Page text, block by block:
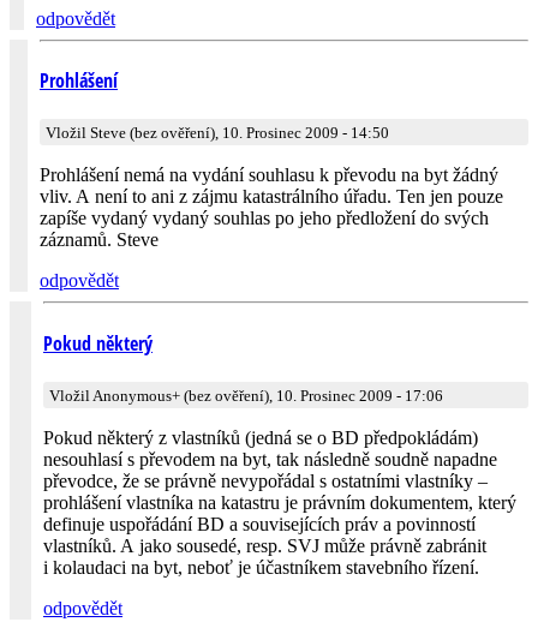
odpovědět
Prohlášení
Vložil Steve (bez ověření), 10. Prosinec 2009 - 14:50
Prohlášení nemá na vydání souhlasu k převodu na byt žádný
vliv. A není to ani z zájmu katastrálního úřadu. Ten jen pouze
zapíše vydaný vydaný souhlas po jeho předložení do svých
záznamů. Steve
odpovědět
Pokud některý
Vložil Anonymous+ (bez ověření), 10. Prosinec 2009 - 17:06
Pokud některý z vlastníků (jedná se o BD předpokládám)
nesouhlasí s převodem na byt, tak následně soudně napadne
převodce, že se právně nevypořádal s ostatními vlastníky –
prohlášení vlastníka na katastru je právním dokumentem, který
definuje uspořádání BD a souvisejících práv a povinností
vlastníků. A jako sousedé, resp. SVJ může právně zabránit
i kolaudaci na byt, neboť je účastníkem stavebního řízení.
odpovědět